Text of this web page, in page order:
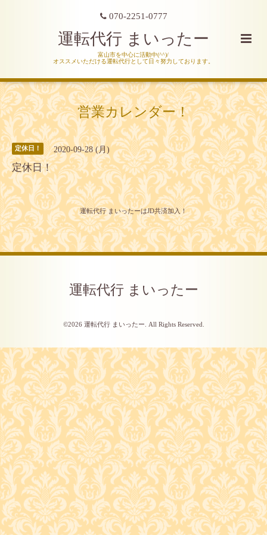
070-2251-0777
運転代行 まいったー
富山市を中心に活動中(^^)/
オススメいただける運転代行として日々努力しております。
営業カレンダー！
定休日！ 2020-09-28 (月)
定休日！
運転代行 まいったーはJD共済加入！
運転代行 まいったー
©2026 運転代行 まいったー . All Rights Reserved.